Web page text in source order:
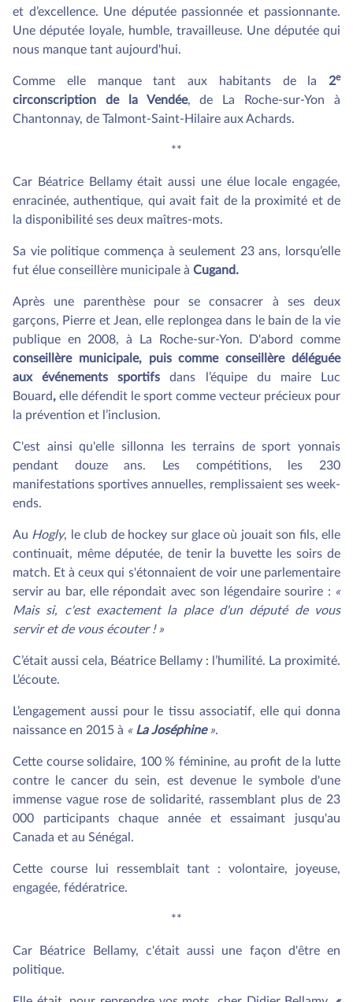
et d’excellence. Une députée passionnée et passionnante.
Une députée loyale, humble, travailleuse. Une députée qui
nous manque tant aujourd'hui.
Comme elle manque tant aux habitants de la 2e
circonscription de la Vendée, de La Roche-sur-Yon à
Chantonnay, de Talmont-Saint-Hilaire aux Achards.
**
Car Béatrice Bellamy était aussi une élue locale engagée,
enracinée, authentique, qui avait fait de la proximité et de
la disponibilité ses deux maîtres-mots.
Sa vie politique commença à seulement 23 ans, lorsqu’elle
fut élue conseillère municipale à Cugand.
Après une parenthèse pour se consacrer à ses deux
garçons, Pierre et Jean, elle replongea dans le bain de la vie
publique en 2008, à La Roche-sur-Yon. D'abord comme
conseillère municipale, puis comme conseillère déléguée
aux événements sportifsdans l’équipe du maire Luc
Bouard, elle défendit le sport comme vecteur précieux pour
la prévention et l’inclusion.
C'est ainsi qu'elle sillonna les terrains de sport yonnais
pendant douze ans. Les compétitions, les 230
manifestations sportives annuelles, remplissaient ses week-
ends.
Au Hogly, le club de hockey sur glace où jouait son fils, elle
continuait, même députée, de tenir la buvette les soirs de
match. Et à ceux qui s'étonnaient de voir une parlementaire
servir au bar, elle répondait avec son légendaire sourire : «
Mais si, c'est exactement la place d'un député de vous
servir et de vous écouter ! »
C’était aussi cela, Béatrice Bellamy : l’humilité. La proximité.
L’écoute.
L’engagement aussi pour le tissu associatif, elle qui donna
naissance en 2015 à « La Joséphine».
Cette course solidaire, 100 % féminine, au profit de la lutte
contre le cancer du sein, est devenue le symbole d'une
immense vague rose de solidarité, rassemblant plus de 23
000 participants chaque année et essaimant jusqu'au
Canada et au Sénégal.
Cette course lui ressemblait tant : volontaire, joyeuse,
engagée, fédératrice.
**
Car Béatrice Bellamy, c'était aussi une façon d'être en
politique.